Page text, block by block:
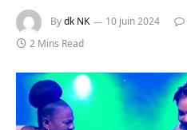
Bydk NK 10 juin 2024
2 Mins Read